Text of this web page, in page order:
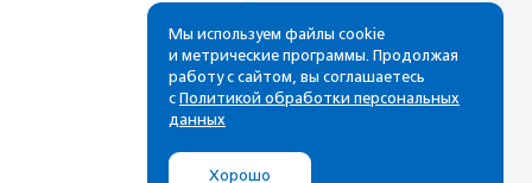
Мы используем файлы cookie
и метрические программы. Продолжая
работу с сайтом, вы соглашаетесь
с Политикой обработки персональных
данных
Хорошо